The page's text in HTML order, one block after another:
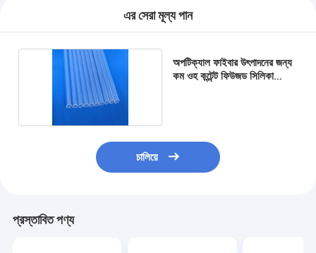
এর সেরা মূল্য পান
অপটিক্যাল ফাইবার উৎপাদনের জন্য
কম ওহ কন্টেন্ট ফিউজড সিলিকা
চালিয়ে
প্রস্তাবিত পণ্য